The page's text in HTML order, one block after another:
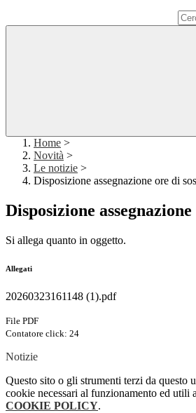
Home >
Novità >
Le notizie >
Disposizione assegnazione ore di
Disposizione
Si allega quanto in oggetto.
Allegati
20260323161148 (1).pdf
File PDF
Contatore click: 24
Notizie
Questo sito o gli strumenti terzi da questo
cookie necessari al funzionamento ed utili
COOKIE POLICY.